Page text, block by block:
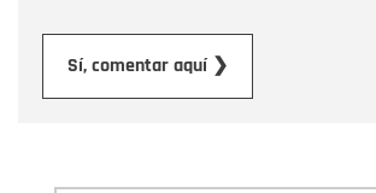
Sí, comentar aquí ❯